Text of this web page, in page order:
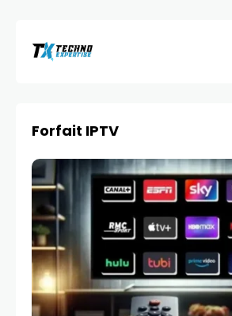
Forfait IPTV